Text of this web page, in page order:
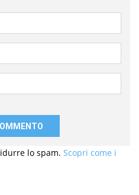
lo spam. Scopri come i